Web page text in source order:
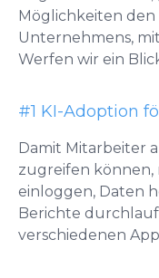
Möglichkeiten den
Unternehmens,
Werfen wir ein
#1 KI-Adoption
Damit Mitarbeiter
zugreifen können,
einloggen, Daten
Berichte
verschiedenen